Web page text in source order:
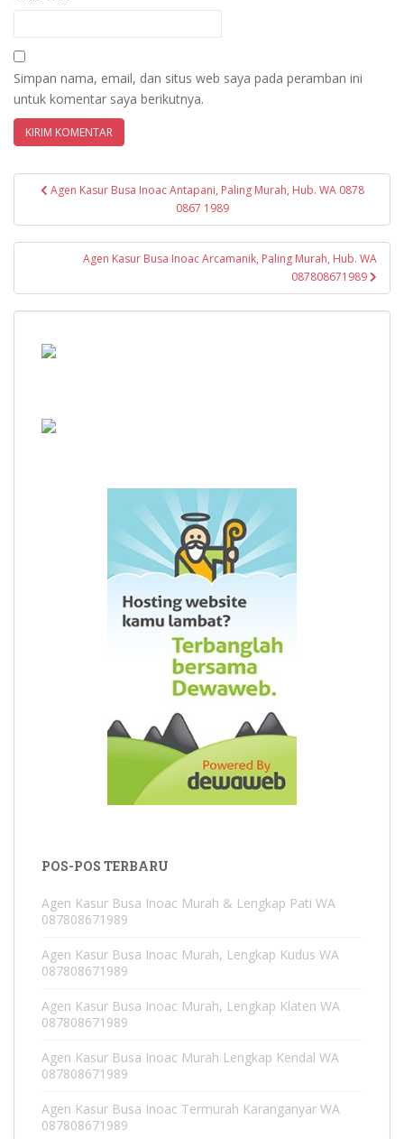
Simpan nama, email, dan situs web saya pada peramban ini
untuk komentar saya berikutnya.
Navigasi
Agen Kasur Busa Inoac Antapani, Paling Murah, Hub. WA 0878
0867 1989
Agen Kasur Busa Inoac Arcamanik, Paling Murah, Hub. WA
087808671989
POS-POS TERBARU
Agen Kasur Busa Inoac Murah & Lengkap Pati WA
087808671989
Agen Kasur Busa Inoac Murah, Lengkap Kudus WA
087808671989
Agen Kasur Busa Inoac Murah, Lengkap Klaten WA
087808671989
Agen Kasur Busa Inoac Murah Lengkap Kendal WA
087808671989
Agen Kasur Busa Inoac Termurah Karanganyar WA
087808671989